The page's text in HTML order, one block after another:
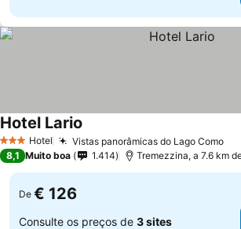
3 EstrelasHotel Vistas panorâmicas do Lago Como
Hotel Lario
8,1 Muito boa 1.414 Tremezzina, a 7.6 km
De € 126
Consulte os preços de 3 sites